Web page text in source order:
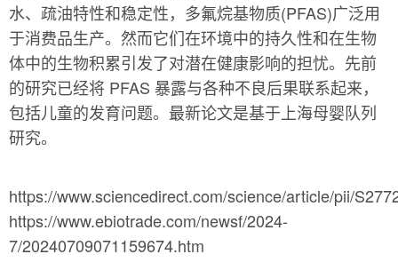
水、疏油特性和稳定性，多氟烷基物质(PFAS)广泛用
于消费品生产。然而它们在环境中的持久性和在生物
体中的生物积累引发了对潜在健康影响的担忧。先前
的研究已经将 PFAS 暴露与各种不良后果联系起来，
包括儿童的发育问题。最新论文是基于上海母婴队列
研究。
https://www.sciencedirect.com/science/article/pii/
https://www.ebiotrade.com/newsf/2024-
7/20240709071159674.htm